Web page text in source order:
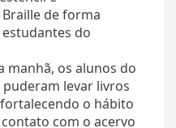
de forma
do
manhã, os alunos do
puderam levar livros
o hábito
com o acervo